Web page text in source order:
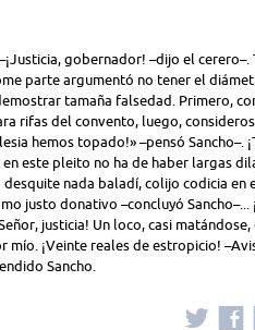
gobernador! –dijo el cerero–.
parte argumentó no tener el
tamaña falsedad. Primero,
rifas del convento, luego,
hemos topado!» –pensó Sancho–.
este pleito no ha de haber largas
nada baladí, colijo codicia en
justo donativo –concluyó Sancho–...
justicia! Un loco, casi
¡Veinte reales de estropicio!
Sancho.